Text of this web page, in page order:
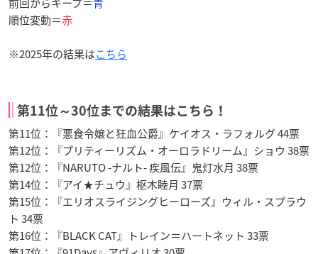
順位変動＝赤
※2025年の結果はこちら
第11位～30位までの結果はこちら！
第11位：『悪食令嬢と狂血公爵』ケイオス・ラフォルグ 44票
第12位：『プリティーリズム・オーロラドリーム』ショウ 38票
第12位：『NARUTO -ナルト- 疾風伝』鬼灯水月 38票
第14位：『アイ★チュウ』枢木睦月 37票
第15位：『エリオスライジングヒーローズ』ウィル・スプラウ
ト 34票
第16位：『BLACK CAT』トレイン＝ハートネット 33票